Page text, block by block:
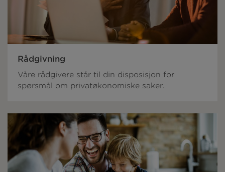
Rådgivning
Våre rådgivere står til din disposisjon for
spørsmål om privatøkonomiske saker.